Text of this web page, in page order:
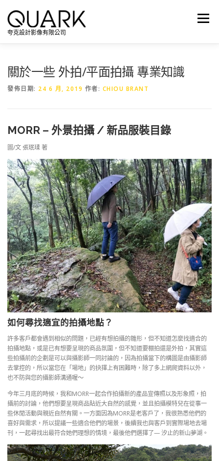
內
夸克設計影像有限公司
選單
關於一些 外拍/平面拍攝 專業知識
發佈日期: 24 6 月, 2019 作者: CHIOU BRANT
MORR – 外景拍攝 / 新品服裝目錄
圖/文 張珉瑈 著
如何尋找適宜的拍攝地點？
許多客戶都會遇到相似的問題，已經有想拍攝的雛形，但不知道怎麼找適合的
拍攝地點，或是已有想要呈現的商品氛圍，但不知道要棚拍還是外拍，其實這
些拍攝前的企劃是可以與攝影師一同討論的，因為拍攝當下的構圖是由攝影師
去掌控的，所以當您在「場地」的抉擇上有困難時，除了多上網爬資料以外，
也不防與您的攝影師溝通喔～
今年三月底的時候，我和MORR一起合作拍攝新的產品宣傳照以及形象照，拍
攝前的討論，他們想要呈現商品貼近大自然的感覺，並且拍攝模特兒在從事一
些休閒活動與親近自然有關。一方面因為MORR是老客戶了，我很熟悉他們的
喜好與需求，所以提議一些適合他們的場景，後續我也與客戶到實際場地去場
刊，一起尋找出最符合她們理想的情境，最後他們選擇了— 汐止的新山夢湖。